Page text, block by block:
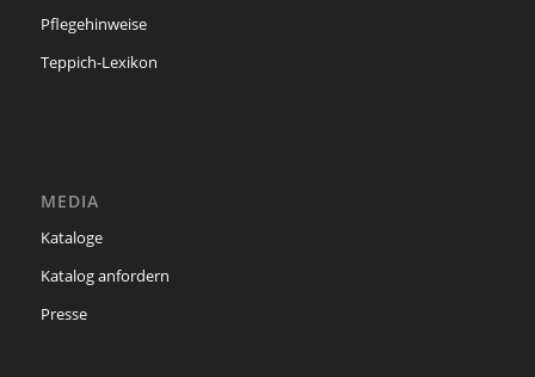
Pflegehinweise
Teppich-Lexikon
MEDIA
Kataloge
Katalog anfordern
Presse